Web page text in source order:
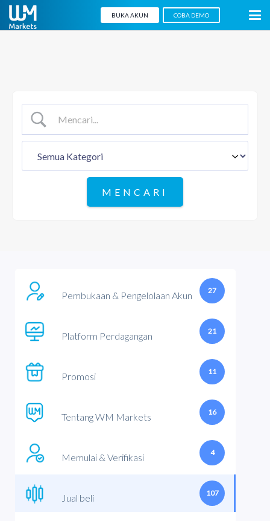
BUKA AKUN COBA DEMO
Pembukaan & Pengelolaan Akun 27
Platform Perdagangan 21
Promosi 11
Tentang WM Markets 16
Memulai & Verifikasi 4
Jual beli 107